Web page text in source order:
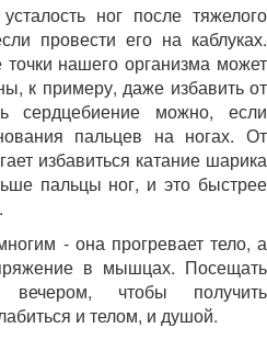
ног после тяжелого
провести его на каблуках.
нашего организма может
к примеру, даже избавить от
сердцебиение можно, если
пальцев на ногах. От
избавиться катание шарика
пальцы ног, и это быстрее
- она прогревает тело, а
в мышцах. Посещать
вечером, чтобы получить
и телом, и душой.